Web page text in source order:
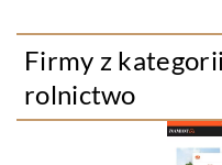
Firmy z
rolnictwo